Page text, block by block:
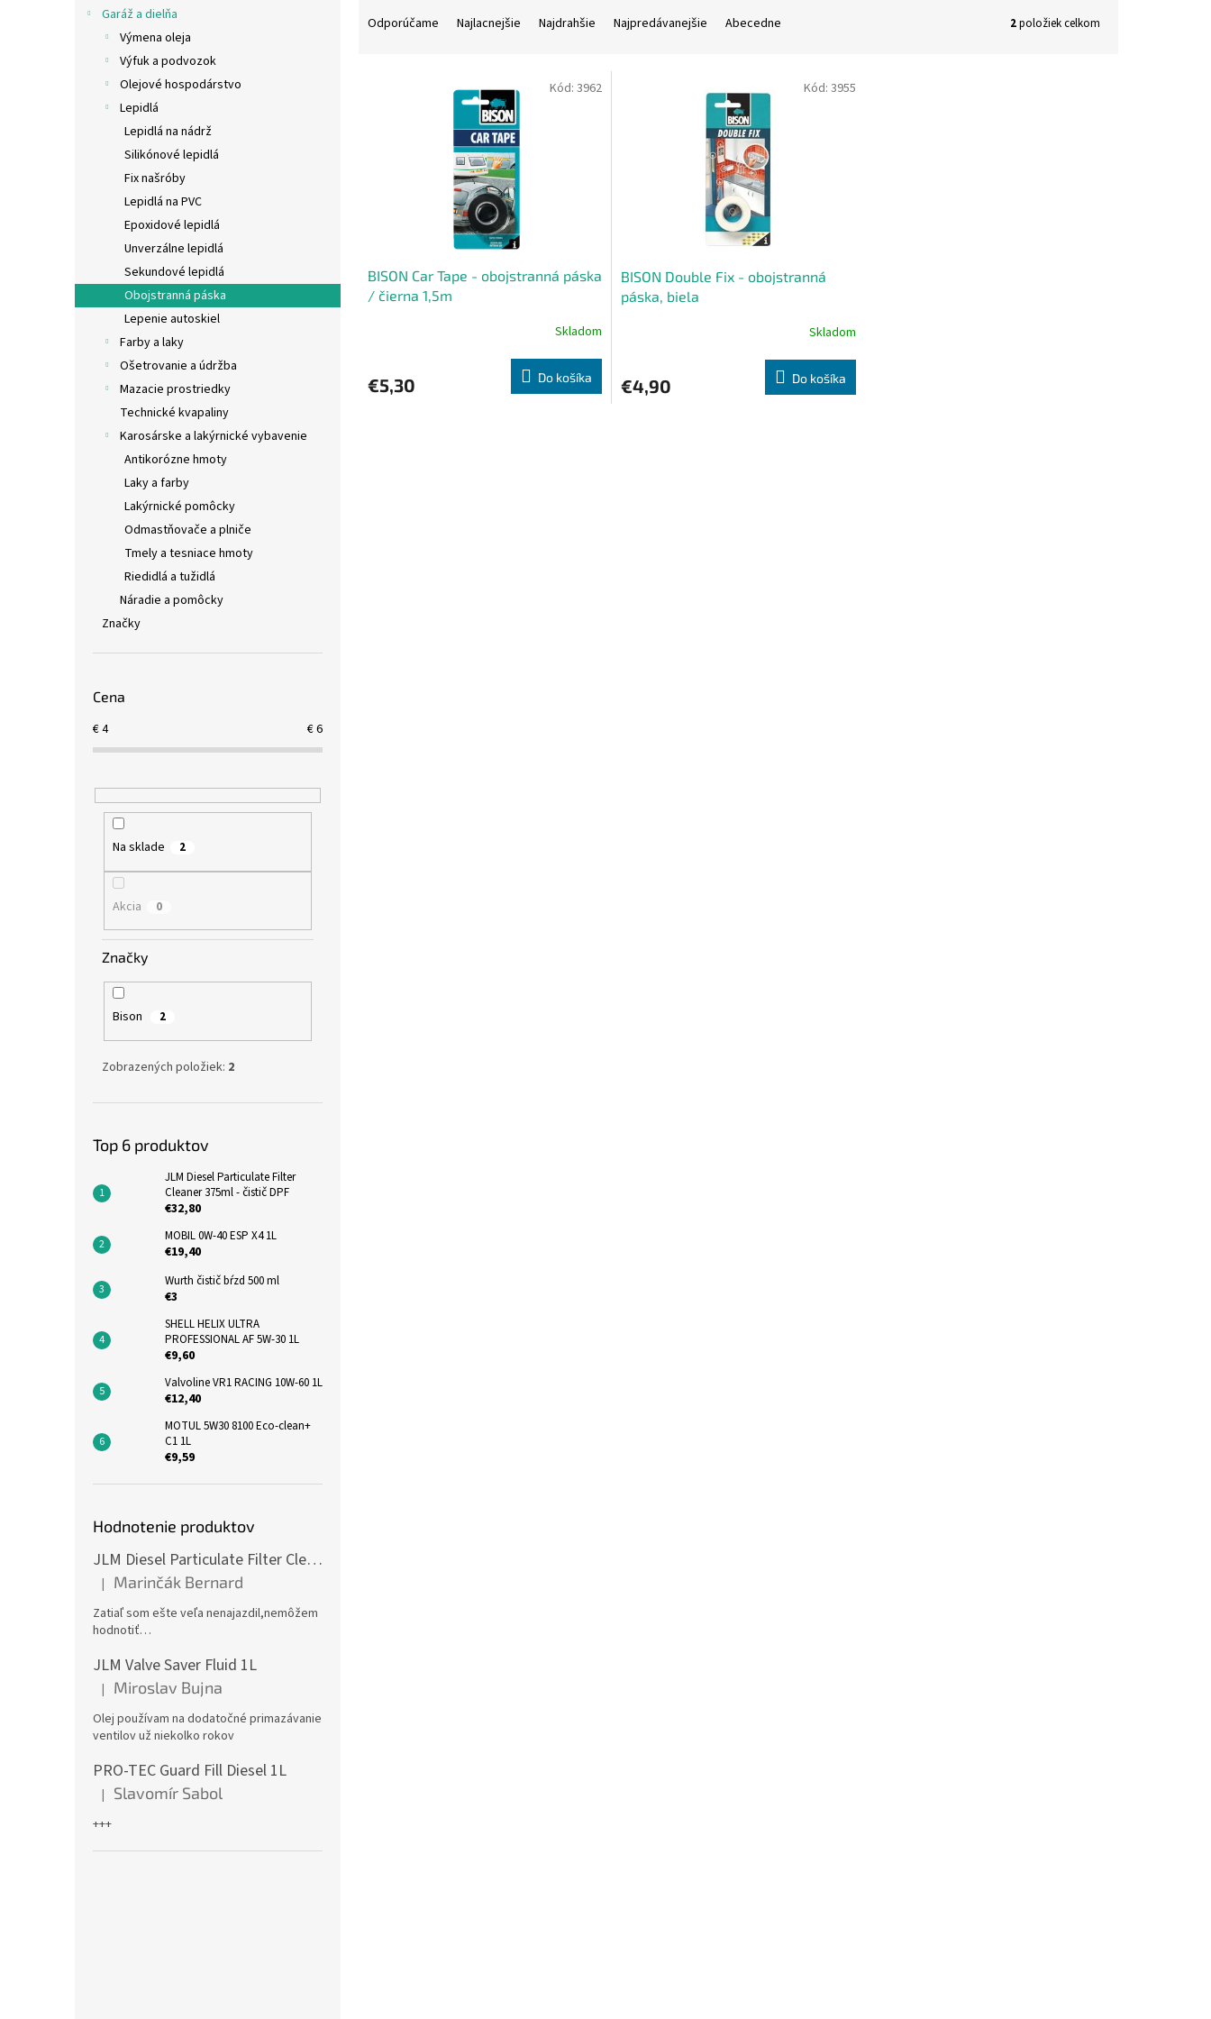
Garáž a dielňa
Výmena oleja
Výfuk a podvozok
Olejové hospodárstvo
Lepidlá
Lepidlá na nádrž
Silikónové lepidlá
Fix našróby
Lepidlá na PVC
Epoxidové lepidlá
Unverzálne lepidlá
Sekundové lepidlá
Obojstranná páska
Lepenie autoskiel
Farby a laky
Ošetrovanie a údržba
Mazacie prostriedky
Technické kvapaliny
Karosárske a lakýrnické vybavenie
Antikorózne hmoty
Laky a farby
Lakýrnické pomôcky
Odmastňovače a plniče
Tmely a tesniace hmoty
Riedidlá a tužidlá
Náradie a pomôcky
Značky
Cena
€4 €6
Na sklade 2
Akcia 0
Značky
Bison 2
Zobrazených položiek: 2
Top 6 produktov
JLM Diesel Particulate Filter
Cleaner 375ml - čistič DPF
€32,80
MOBIL 0W-40 ESP X4 1L
€19,40
Wurth čistič bŕzd 500 ml
€3
SHELL HELIX ULTRA
PROFESSIONAL AF 5W-30 1L
€9,60
Valvoline VR1 RACING 10W-60 1L
€12,40
MOTUL 5W30 8100 Eco-clean+
C1 1L
€9,59
Hodnotenie produktov
JLM Diesel Particulate Filter Cleaner 375ml - čistič DPF
Hodnotenie produktu je 5 z 5 hviezdičiek.
| Marinčák Bernard
Zatiaľ som ešte veľa nenajazdil,nemôžem
hodnotiť…
JLM Valve Saver Fluid 1L
Hodnotenie produktu je 5 z 5 hviezdičiek.
| Miroslav Bujna
Olej používam na dodatočné primazávanie
ventilov už niekolko rokov
PRO-TEC Guard Fill Diesel 1L
Hodnotenie produktu je 5 z 5 hviezdičiek.
| Slavomír Sabol
+++
Odporúčame Najlacnejšie Najdrahšie Najpredávanejšie Abecedne 2položiek celkom
BISON Car Tape - obojstranná páska
/ čierna 1,5m
Skladom
€5,30 Do košíka
Kód: 3962
BISON Double Fix - obojstranná
páska, biela
Skladom
€4,90 Do košíka
Kód: 3955